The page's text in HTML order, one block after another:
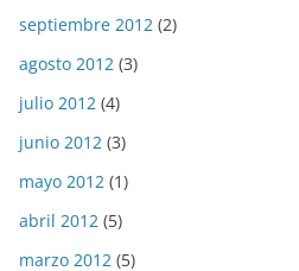
septiembre 2012 (2)
agosto 2012 (3)
julio 2012 (4)
junio 2012 (3)
mayo 2012 (1)
abril 2012 (5)
marzo 2012 (5)